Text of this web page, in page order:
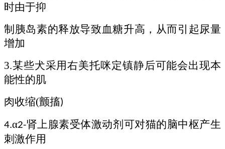
时由于抑
制胰岛素的释放导致血糖升高，从而引起尿量
增加
3.某些犬采用右美托咪定镇静后可能会出现本
能性的肌
肉收缩(颤搐)
4.α2-肾上腺素受体激动剂可对猫的脑中枢产生
刺激作用